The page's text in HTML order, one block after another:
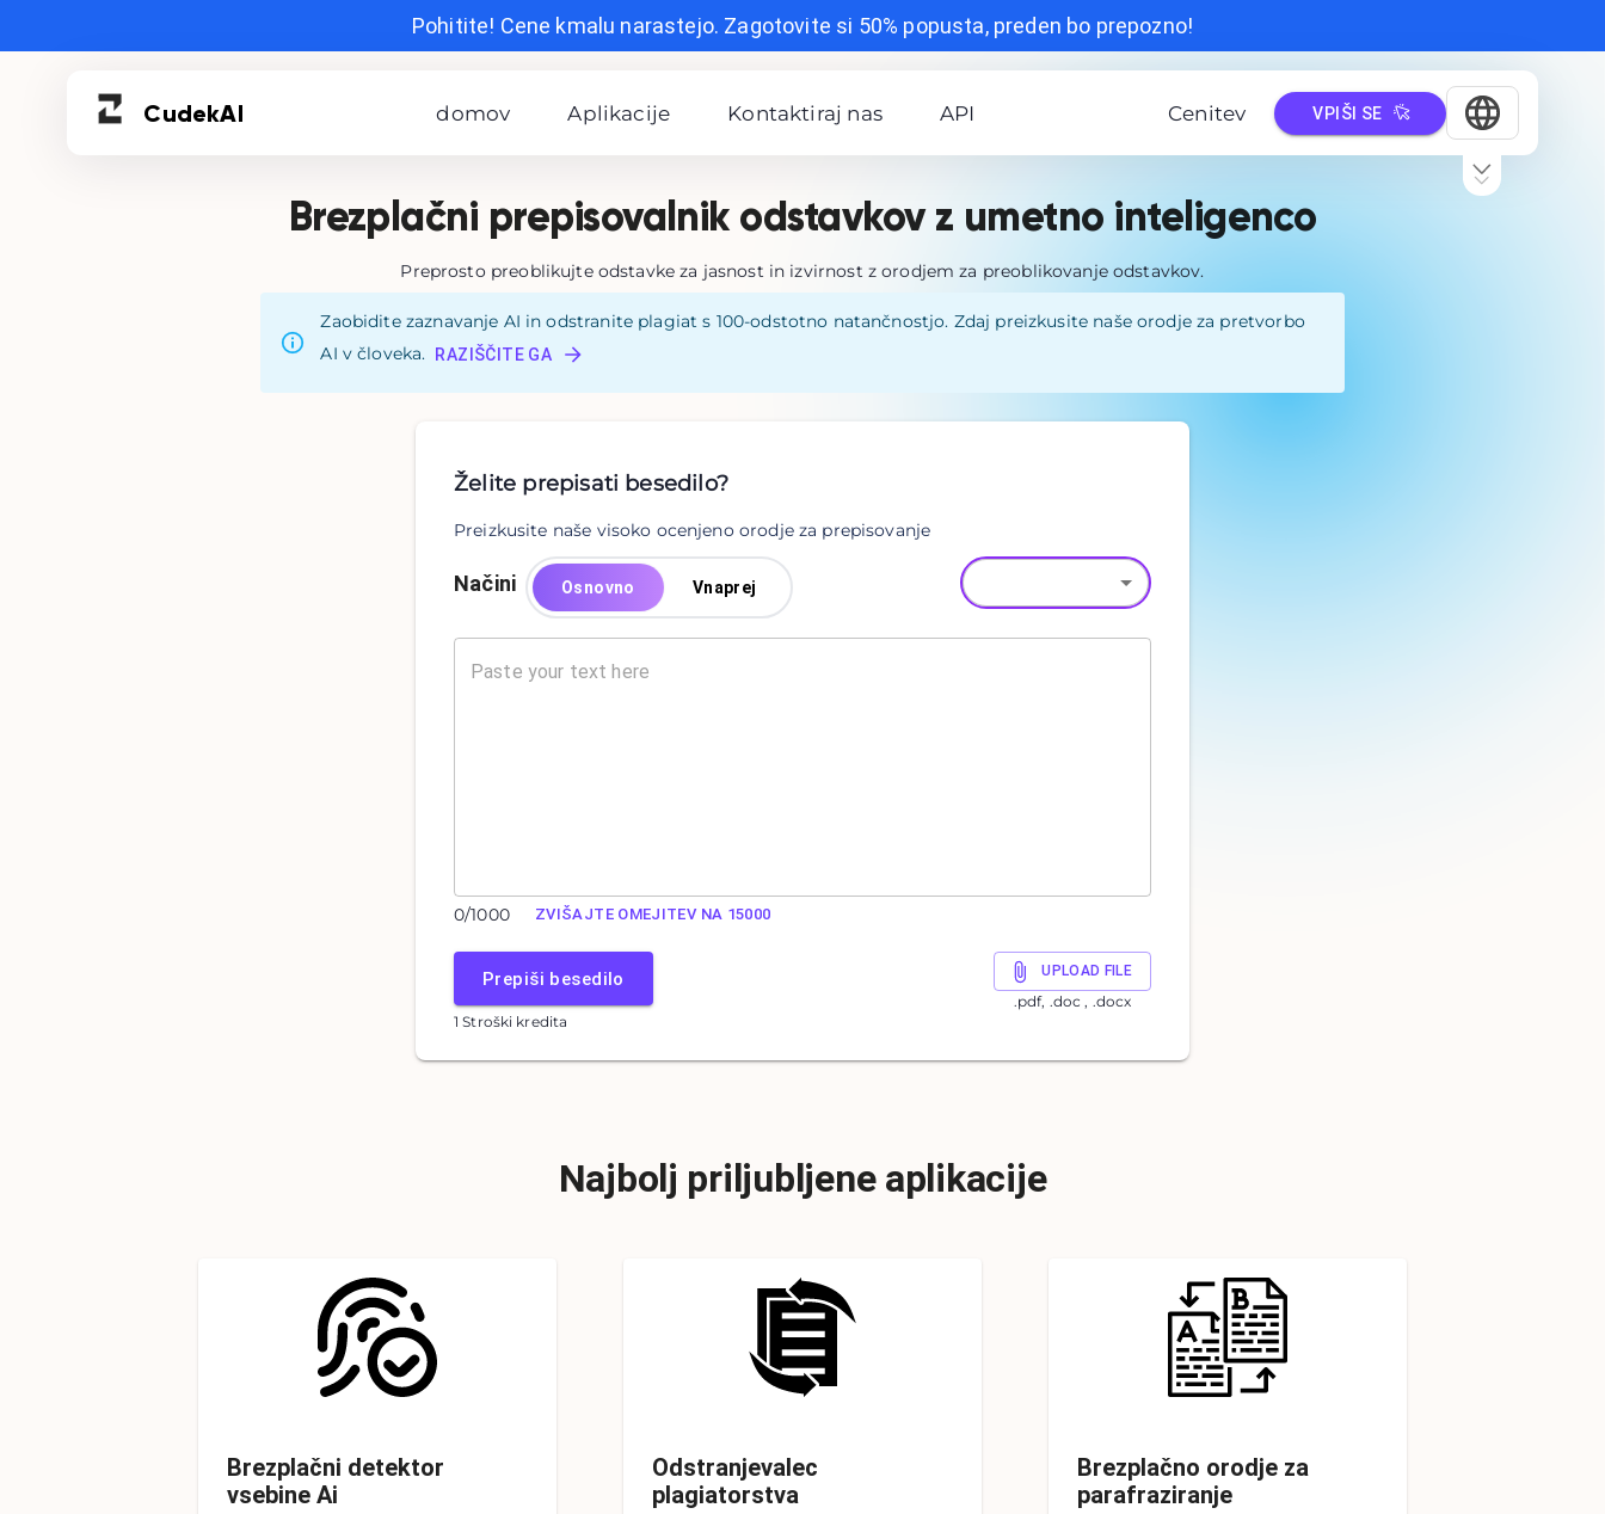
Pohitite! Cene kmalu narastejo. Zagotovite si 50% popusta, preden bo prepozno!
CudekAI domov Aplikacije Kontaktiraj nas API Cenitev VPIŠI SE
Brezplačni prepisovalnik odstavkov z umetno inteligenco
Preprosto preoblikujte odstavke za jasnost in izvirnost z orodjem za preoblikovanje odstavkov.
Zaobidite zaznavanje AI in odstranite plagiat s 100-odstotno natančnostjo. Zdaj preizkusite naše orodje za pretvorbo
AI v človeka.
RAZIŠČITE GA
Želite prepisati besedilo?
Preizkusite naše visoko ocenjeno orodje za prepisovanje
Načini Osnovno Vnaprej
0/1000 ZVIŠAJTE OMEJITEV NA 15000
Prepiši besedilo UPLOAD FILE
.pdf, .doc , .docx
1 Stroški kredita
Najbolj priljubljene aplikacije
Brezplačni detektor
vsebine Ai
Odstranjevalec
plagiatorstva
Brezplačno orodje za
parafraziranje